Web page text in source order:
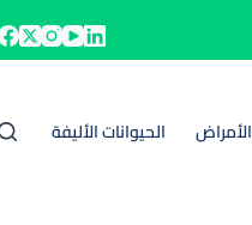
الأمراض الحيوانات الأليفة